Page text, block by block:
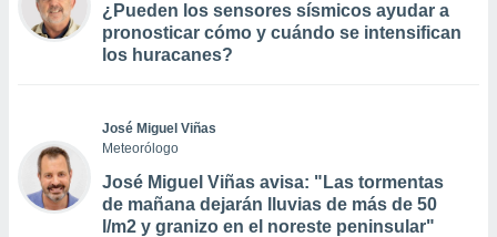
¿Pueden los sensores sísmicos ayudar a
pronosticar cómo y cuándo se intensifican
los huracanes?
José Miguel Viñas
Meteorólogo
José Miguel Viñas avisa: "Las tormentas
de mañana dejarán lluvias de más de 50
l/m2 y granizo en el noreste peninsular"